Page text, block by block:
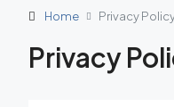
Home Privacy
Privacy